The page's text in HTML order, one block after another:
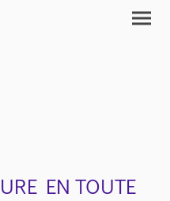
EN TOUTE